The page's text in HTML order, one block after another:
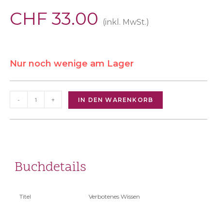
CHF 33.00 (inkl. MwSt.)
Nur noch wenige am Lager
- + IN DEN WARENKORB
Buchdetails
Titel Verbotenes Wissen